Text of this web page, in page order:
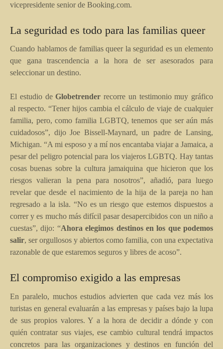
vicepresidente senior de Booking.com.
La seguridad es todo para las familias queer
Cuando hablamos de familias queer la seguridad es un elemento
que gana trascendencia a la hora de ser asesorados para
seleccionar un destino.
El estudio deGlobetrender recorre un testimonio muy gráfico
al respecto. “Tener hijos cambia el cálculo de viaje de cualquier
familia, pero, como familia LGBTQ, tenemos que ser aún más
cuidadosos”, dijo Joe Bissell-Maynard, un padre de Lansing,
Michigan. “A mi esposo y a mí nos encantaba viajar a Jamaica, a
pesar del peligro potencial para los viajeros LGBTQ. Hay tantas
cosas buenas sobre la cultura jamaiquina que hicieron que los
riesgos valieran la pena para nosotros”, añadió, para luego
revelar que desde el nacimiento de la hija de la pareja no han
regresado a la isla. “No es un riesgo que estemos dispuestos a
correr y es mucho más difícil pasar desapercibidos con un niño a
cuestas”, dijo: “Ahora elegimos destinos en los que podemos
salir, ser orgullosos y abiertos como familia, con una expectativa
razonable de que estaremos seguros y libres de acoso”.
El compromiso exigido a las empresas
En paralelo, muchos estudios advierten que cada vez más los
turistas en general evaluarán a las empresas y países bajo la lupa
de sus propios valores. Y a la hora de decidir a dónde y con
quién contratar sus viajes, ese cambio cultural tendrá impactos
concretos para las organizaciones y destinos en función del